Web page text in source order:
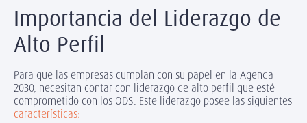
Importancia del Liderazgo de
Alto Perfil
Para que las empresas cumplan con su papel en la Agenda
2030, necesitan contar con liderazgo de alto perfil que esté
comprometido con los ODS. Este liderazgo posee las siguientes
características: